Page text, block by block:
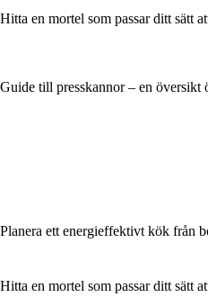
Hitta en mortel som passar ditt sätt
Guide till presskannor – en översikt
Planera ett energieffektivt kök från
Hitta en mortel som passar ditt sätt